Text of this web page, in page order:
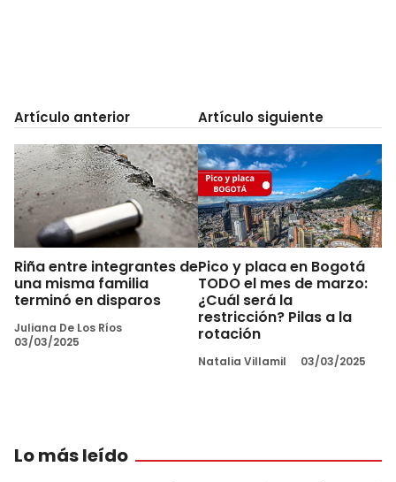
Artículo anterior
Riña entre integrantes de
una misma familia
terminó en disparos
Juliana De Los Ríos
03/03/2025
Artículo siguiente
Pico y placa en Bogotá
TODO el mes de marzo:
¿Cuál será la
restricción? Pilas a la
rotación
Natalia Villamil 03/03/2025
Lo más leído